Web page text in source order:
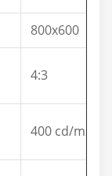
800x600
4:3
400 cd/m2